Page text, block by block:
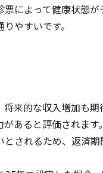
によって健康状態が
やすいです。
来的な収入増加も期
あると評価されます。
されるため、返済